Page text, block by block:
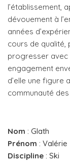
l’établissement,
dévouement à
années
cours de qualité,
progresser avec
engagement
d’elle une figure
communauté
Nom : Glath
Prénom : Valérie
Discipline : Ski